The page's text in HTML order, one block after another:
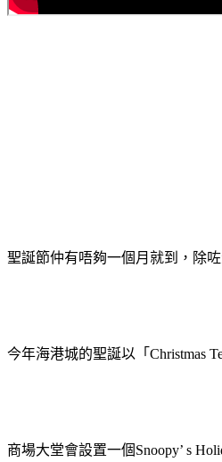
聖誕節仲有唔夠一個月就到，除
今年海港城的聖誕以「Christmas
商場大堂會設置一個Snoopy’ s